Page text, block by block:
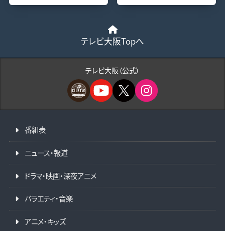
テレビ大阪Topへ
テレビ大阪（公式）
番組表
ニュース・報道
ドラマ・映画・深夜アニメ
バラエティ・音楽
アニメ・キッズ